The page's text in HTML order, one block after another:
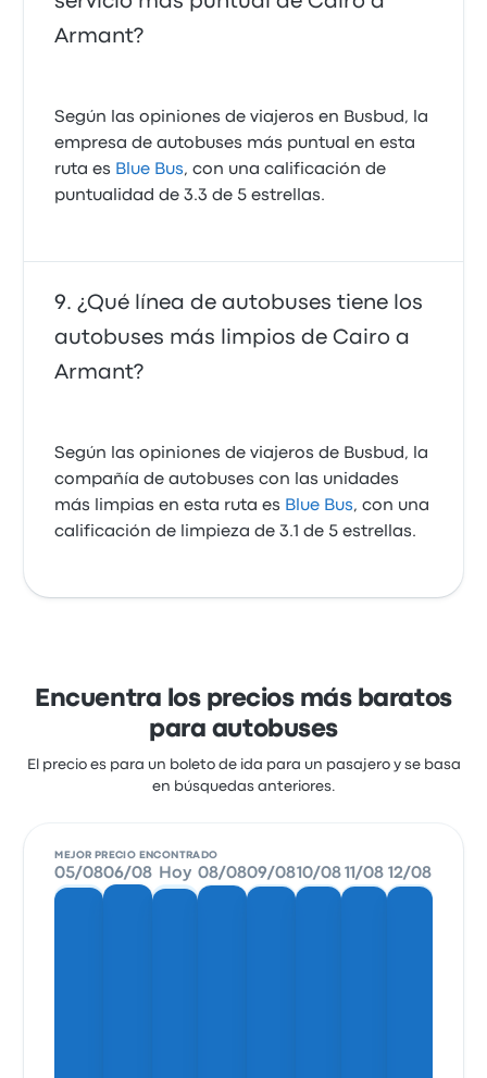
Armant?
Según las opiniones de viajeros en Busbud, la
empresa de autobuses más puntual en esta
ruta es Blue Bus, con una calificación de
puntualidad de 3.3 de 5 estrellas.
¿Qué línea de autobuses tiene los
autobuses más limpios de Cairo a
Armant?
Según las opiniones de viajeros de Busbud, la
compañía de autobuses con las unidades
más limpias en esta ruta es Blue Bus, con una
calificación de limpieza de 3.1 de 5 estrellas.
Encuentra los precios más baratos
para autobuses
El precio es para un boleto de ida para un pasajero y se basa
en búsquedas anteriores.
MEJOR PRECIO ENCONTRADO
05/0806/08 Hoy 08/0809/0810/08 11/08 12/08